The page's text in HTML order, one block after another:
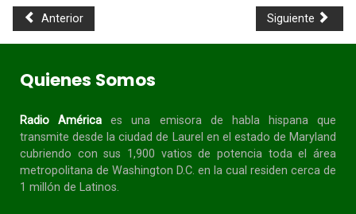
Anterior Siguiente
Quienes Somos
Radio América es una emisora de habla hispanaque
transmite desde la ciudad de Laurel en el estado de Maryland
cubriendo con sus 1,900 vatios de potencia toda el área
metropolitana de Washington D.C. en la cual residen cerca de
1 millón de Latinos.